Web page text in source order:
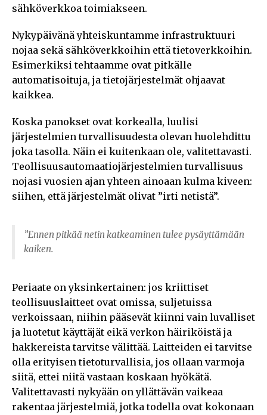
sähköverkkoa toimiakseen.
Nykypäivänä yhteiskuntamme infrastruktuuri
nojaa sekä sähköverkkoihin että tietoverkkoihin.
Esimerkiksi tehtaamme ovat pitkälle
automatisoituja, ja tietojärjestelmät ohjaavat
kaikkea.
Koska panokset ovat korkealla, luulisi
järjestelmien turvallisuudesta olevan huolehdittu
joka tasolla. Näin ei kuitenkaan ole, valitettavasti.
Teollisuusautomaatiojärjestelmien turvallisuus
nojasi vuosien ajan yhteen ainoaan kulma kiveen:
siihen, että järjestelmät olivat ”irti netistä”.
”Ennen pitkää netin katkeaminen tulee pysäyttämään
kaiken.
Periaate on yksinkertainen: jos kriittiset
teollisuuslaitteet ovat omissa, suljetuissa
verkoissaan, niihin pääsevät kiinni vain luvalliset
ja luotetut käyttäjät eikä verkon häiriköistä ja
hakkereista tarvitse välittää. Laitteiden ei tarvitse
olla erityisen tietoturvallisia, jos ollaan varmoja
siitä, ettei niitä vastaan koskaan hyökätä.
Valitettavasti nykyään on yllättävän vaikeaa
rakentaa järjestelmiä, jotka todella ovat kokonaan